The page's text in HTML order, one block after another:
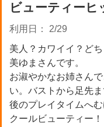
ビューティーヒ
利用日： 2/29
美人？カワイイ？ど
美ゆまさんです。
お淑やかなお姉さん
い。バストから足先
後のプレイタイムへ
クールビューティー